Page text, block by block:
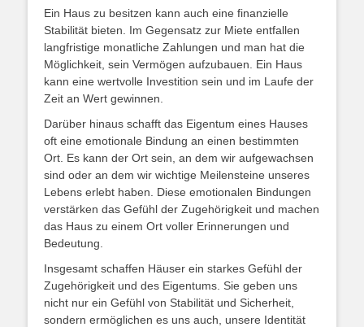
Ein Haus zu besitzen kann auch eine finanzielle
Stabilität bieten. Im Gegensatz zur Miete entfallen
langfristige monatliche Zahlungen und man hat die
Möglichkeit, sein Vermögen aufzubauen. Ein Haus
kann eine wertvolle Investition sein und im Laufe der
Zeit an Wert gewinnen.
Darüber hinaus schafft das Eigentum eines Hauses
oft eine emotionale Bindung an einen bestimmten
Ort. Es kann der Ort sein, an dem wir aufgewachsen
sind oder an dem wir wichtige Meilensteine unseres
Lebens erlebt haben. Diese emotionalen Bindungen
verstärken das Gefühl der Zugehörigkeit und machen
das Haus zu einem Ort voller Erinnerungen und
Bedeutung.
Insgesamt schaffen Häuser ein starkes Gefühl der
Zugehörigkeit und des Eigentums. Sie geben uns
nicht nur ein Gefühl von Stabilität und Sicherheit,
sondern ermöglichen es uns auch, unsere Identität